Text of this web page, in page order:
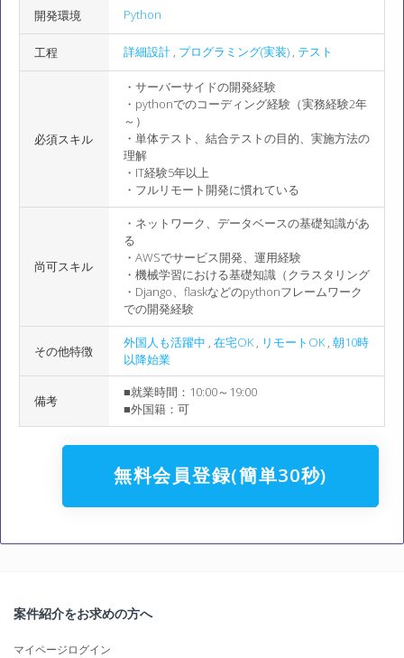
開発環境 Python
工程 詳細設計 , プログラミング(実装) , テスト
必須スキル
・サーバーサイドの開発経験
・pythonでのコーディング経験（実務経験2年
～）
・単体テスト、結合テストの目的、実施方法の
理解
・IT経験5年以上
・フルリモート開発に慣れている
尚可スキル
・ネットワーク、データベースの基礎知識があ
る
・AWSでサービス開発、運用経験
・機械学習における基礎知識（クラスタリング
・Django、flaskなどのpythonフレームワーク
での開発経験
その他特徴
外国人も活躍中 , 在宅OK, リモートOK, 朝10時
以降始業
備考
■就業時間：10:00～19:00
■外国籍：可
無料会員登録(簡単30秒)
案件紹介をお求めの方へ
マイページログイン